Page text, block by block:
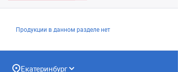
Продукции в данном разделе нет
Екатеринбург